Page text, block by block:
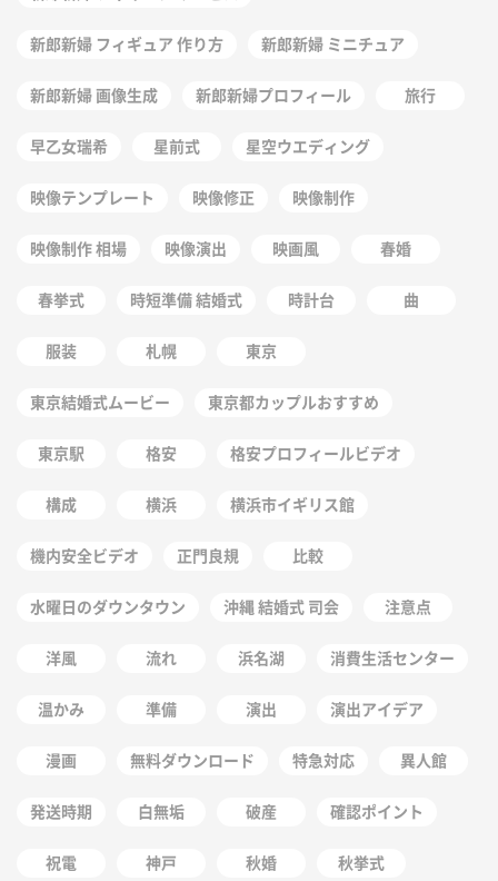
新郎新婦 フィギュア 作り方 新郎新婦 ミニチュア
新郎新婦 画像生成 新郎新婦プロフィール 旅行
早乙女瑞希 星前式 星空ウエディング
映像テンプレート 映像修正 映像制作
映像制作 相場 映像演出 映画風 春婚
春挙式 時短準備 結婚式 時計台 曲
服装 札幌 東京
東京結婚式ムービー 東京都カップルおすすめ
東京駅 格安 格安プロフィールビデオ
構成 横浜 横浜市イギリス館
機内安全ビデオ 正門良規 比較
水曜日のダウンタウン 沖縄 結婚式 司会 注意点
洋風 流れ 浜名湖 消費生活センター
温かみ 準備 演出 演出アイデア
漫画 無料ダウンロード 特急対応 異人館
発送時期 白無垢 破産 確認ポイント
祝電 神戸 秋婚 秋挙式